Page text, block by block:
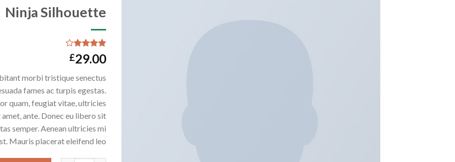
Ninja Silhouette
تم
التقييم بـ
5 بناءً
على
تقييم
5
عملاء
£29.00
morbi tristique senectus
fames ac turpis egestas.
quam, feugiat vitae, ultricies
ante. Donec eu libero sit
semper. Aenean ultricies mi
Mauris placerat eleifend leo.